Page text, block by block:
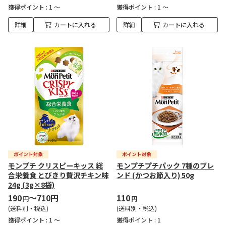
獲得ポイント : 1 ～
詳細 カートに入れる
獲得ポイント : 1 ～
詳細 カートに入れる
モンプチ クリスピーキッス 総
合栄養食 とびきり贅沢チキン味
24g (3g×8袋)
190円～710円
(送料別・税込)
獲得ポイント : 1 ～
モンプチプチパック 7種のブレ
ンド (かつお節入り) 50g
110円
(送料別・税込)
獲得ポイント : 1